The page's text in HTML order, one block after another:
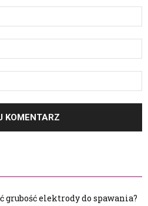
grubość elektrody do spawania?